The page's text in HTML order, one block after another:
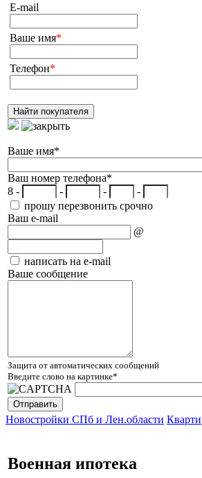
E-mail
Ваше имя*
Телефон*
Ваше имя*
Ваш номер телефона*
8 -
- -
-
прошу перезвонить срочно
Ваш e-mail
@
написать на e-mail
Ваше сообщение
Защита от автоматических сообщений
Введите слово на картинке*
Новостройки СПб и Лен.области
Военная ипотека